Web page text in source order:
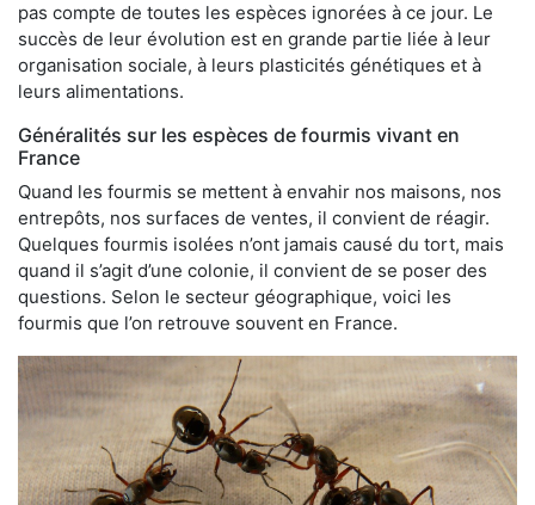
pas compte de toutes les espèces ignorées à ce jour. Le
succès de leur évolution est en grande partie liée à leur
organisation sociale, à leurs plasticités génétiques et à
leurs alimentations.
Généralités sur les espèces de fourmis vivant en
France
Quand les fourmis se mettent à envahir nos maisons, nos
entrepôts, nos surfaces de ventes, il convient de réagir.
Quelques fourmis isolées n’ont jamais causé du tort, mais
quand il s’agit d’une colonie, il convient de se poser des
questions. Selon le secteur géographique, voici les
fourmis que l’on retrouve souvent en France.